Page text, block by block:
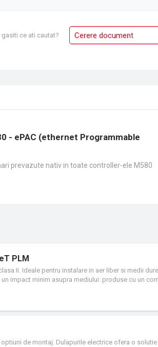
gasiti ce ati cautat? Cerere document
- ePAC (ethernet Programmable
prevazute nativ in toate controller-ele M580
PLM
II. Ideale pentru instalare in aer liber si medii
impact minim asupra mediului: produse cu un
robustete remarcabila si conformitate cu mediul
usi, sisteme de blocare si accesorii.
de montaj. Dulapurile electrice ofera o